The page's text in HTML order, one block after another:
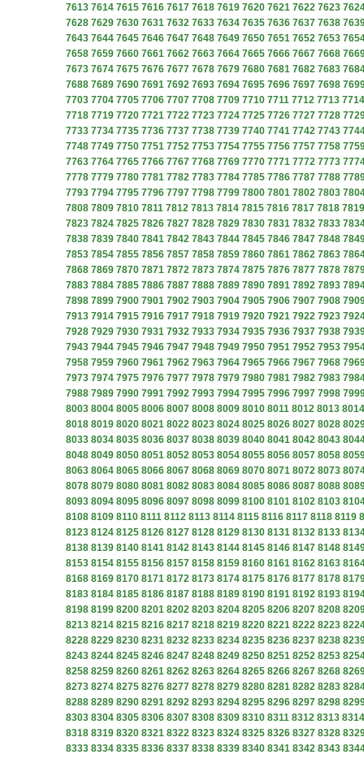
7613 7614 7615 7616 7617 7618 7619 7620 7621 7622 7623
7628 7629 7630 7631 7632 7633 7634 7635 7636 7637 7638
7643 7644 7645 7646 7647 7648 7649 7650 7651 7652 7653
7658 7659 7660 7661 7662 7663 7664 7665 7666 7667 7668
7673 7674 7675 7676 7677 7678 7679 7680 7681 7682 7683
7688 7689 7690 7691 7692 7693 7694 7695 7696 7697 7698
7703 7704 7705 7706 7707 7708 7709 7710 7711 7712 7713 7714
7718 7719 7720 7721 7722 7723 7724 7725 7726 7727 7728
7733 7734 7735 7736 7737 7738 7739 7740 7741 7742 7743
7748 7749 7750 7751 7752 7753 7754 7755 7756 7757 7758
7763 7764 7765 7766 7767 7768 7769 7770 7771 7772 7773
7778 7779 7780 7781 7782 7783 7784 7785 7786 7787 7788
7793 7794 7795 7796 7797 7798 7799 7800 7801 7802 7803
7808 7809 7810 7811 7812 7813 7814 7815 7816 7817 7818 7819
7823 7824 7825 7826 7827 7828 7829 7830 7831 7832 7833
7838 7839 7840 7841 7842 7843 7844 7845 7846 7847 7848
7853 7854 7855 7856 7857 7858 7859 7860 7861 7862 7863
7868 7869 7870 7871 7872 7873 7874 7875 7876 7877 7878
7883 7884 7885 7886 7887 7888 7889 7890 7891 7892 7893
7898 7899 7900 7901 7902 7903 7904 7905 7906 7907 7908
7913 7914 7915 7916 7917 7918 7919 7920 7921 7922 7923
7928 7929 7930 7931 7932 7933 7934 7935 7936 7937 7938
7943 7944 7945 7946 7947 7948 7949 7950 7951 7952 7953
7958 7959 7960 7961 7962 7963 7964 7965 7966 7967 7968
7973 7974 7975 7976 7977 7978 7979 7980 7981 7982 7983
7988 7989 7990 7991 7992 7993 7994 7995 7996 7997 7998
8003 8004 8005 8006 8007 8008 8009 8010 8011 8012 8013 8014
8018 8019 8020 8021 8022 8023 8024 8025 8026 8027 8028
8033 8034 8035 8036 8037 8038 8039 8040 8041 8042 8043
8048 8049 8050 8051 8052 8053 8054 8055 8056 8057 8058
8063 8064 8065 8066 8067 8068 8069 8070 8071 8072 8073
8078 8079 8080 8081 8082 8083 8084 8085 8086 8087 8088
8093 8094 8095 8096 8097 8098 8099 8100 8101 8102 8103
8108 8109 8110 8111 8112 8113 8114 8115 8116 8117 8118 8119
8123 8124 8125 8126 8127 8128 8129 8130 8131 8132 8133
8138 8139 8140 8141 8142 8143 8144 8145 8146 8147 8148
8153 8154 8155 8156 8157 8158 8159 8160 8161 8162 8163
8168 8169 8170 8171 8172 8173 8174 8175 8176 8177 8178
8183 8184 8185 8186 8187 8188 8189 8190 8191 8192 8193
8198 8199 8200 8201 8202 8203 8204 8205 8206 8207 8208
8213 8214 8215 8216 8217 8218 8219 8220 8221 8222 8223
8228 8229 8230 8231 8232 8233 8234 8235 8236 8237 8238
8243 8244 8245 8246 8247 8248 8249 8250 8251 8252 8253
8258 8259 8260 8261 8262 8263 8264 8265 8266 8267 8268
8273 8274 8275 8276 8277 8278 8279 8280 8281 8282 8283
8288 8289 8290 8291 8292 8293 8294 8295 8296 8297 8298
8303 8304 8305 8306 8307 8308 8309 8310 8311 8312 8313 8314
8318 8319 8320 8321 8322 8323 8324 8325 8326 8327 8328
8333 8334 8335 8336 8337 8338 8339 8340 8341 8342 8343